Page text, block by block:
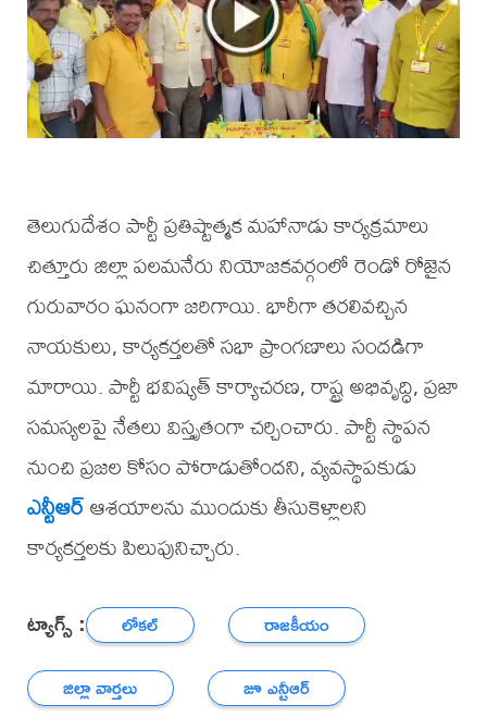
తెలుగుదేశం పార్టీ ప్రతిష్టాత్మక మహానాడు కార్యక్రమాలు
చిత్తూరు జిల్లా పలమనేరు నియోజకవర్గంలో రెండో రోజైన
గురువారం ఘనంగా జరిగాయి. భారీగా తరలివచ్చిన
నాయకులు, కార్యకర్తలతో సభా ప్రాంగణాలు సందడిగా
మారాయి. పార్టీ భవిష్యత్ కార్యాచరణ, రాష్ట్ర అభివృద్ధి, ప్రజా
సమస్యలపై నేతలు విస్తృతంగా చర్చించారు. పార్టీ స్థాపన
నుంచి ప్రజల కోసం పోరాడుతోందని, వ్యవస్థాపకుడు
ఎన్టీఆర్ఆశయాలను ముందుకు తీసుకెళ్లాలని
కార్యకర్తలకు పిలుపునిచ్చారు.
ట్యాగ్స్ : లోకల్
రాజకీయం
జిల్లా వార్తలు
జూ ఎన్టీఆర్